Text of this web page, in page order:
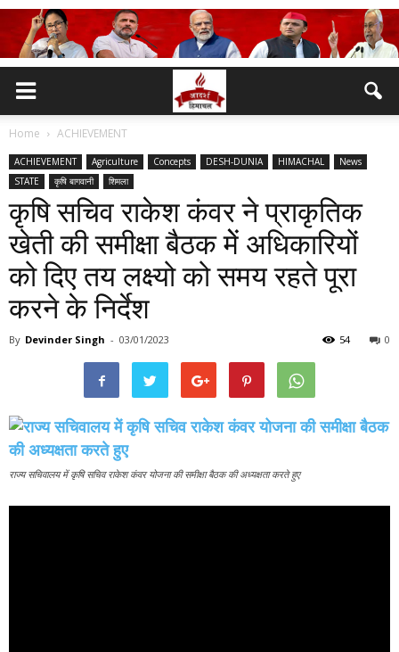
Home ACHIEVEMENT
ACHIEVEMENT Agriculture Concepts DESH-DUNIA HIMACHAL
News
STATE
कृषि बागवानी शिमला
कृषि सचिव राकेश कंवर ने प्राकृतिक
खेती की समीक्षा बैठक मेें अधिकारियों
को दिए तय लक्ष्यो को समय रहते पूरा
करने के निर्देश
By Devinder Singh - 03/01/2023 0
54
राज्य सचिवालय में कृषि सचिव राकेश कंवर योजना की समीक्षा बैठक की अध्यक्षता करते हुए